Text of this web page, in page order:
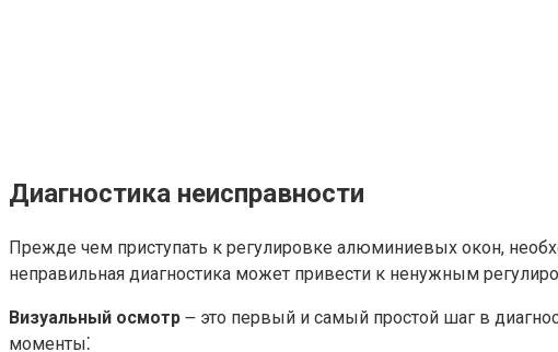
Диагностика неисправности
Прежде чем приступать к регулировке алюминиевых окон,
неправильная диагностика может привести к ненужным
Визуальный осмотр ౼ это первый и самый простой шаг в
моменты⁚